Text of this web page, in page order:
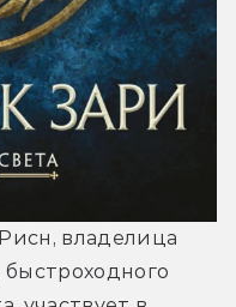
владелица
быстроходного